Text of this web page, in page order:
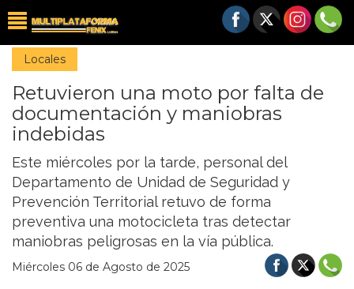
Locales
Retuvieron una moto por falta de
documentación y maniobras
indebidas
Este miércoles por la tarde, personal del
Departamento de Unidad de Seguridad y
Prevención Territorial retuvo de forma
preventiva una motocicleta tras detectar
maniobras peligrosas en la vía pública.
Miércoles 06 de Agosto de 2025